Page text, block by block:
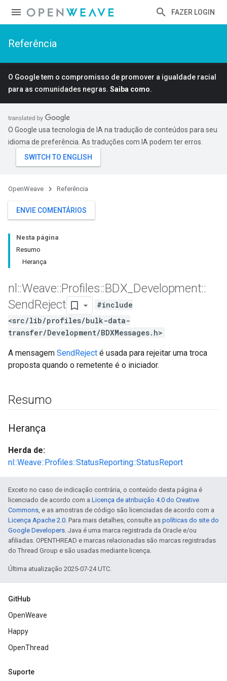
FAZER LOGIN
Referência
O Google tem o compromisso de promover a igualdade racial
para as comunidades negras. Saiba como.
O Google usa tecnologia de IA na tradução de conteúdos para seu
idioma de preferência. As traduções com IA podem ter erros.
OpenWeave Referência
ENVIE COMENTÁRIOS
Nesta página
Resumo
Herança
nl ::Weave::Profiles::BDX Development::
SendReject
#include
<src/lib/profiles/bulk-data-
transfer/Development/BDXMessages.h>
A mensagem SendReject é usada para rejeitar uma troca
proposta quando o remetente é o iniciador.
Resumo
Herança
Herda de:
nl::Weave::Profiles::StatusReporting::StatusReport
Exceto no caso de indicação contrária, o conteúdo desta página é
licenciado de acordo com a Licença de atribuição 4.0 do Creative
Commons, e as amostras de código são licenciadas de acordo com a
Licença Apache 2.0. Para mais detalhes, consulte as políticas do site do
Google Developers. Java é uma marca registrada da Oracle e/ou
afiliadas. OPENTHREAD e marcas relacionadas são marcas registradas
do Thread Group e são usadas mediante licença.
Última atualização 2025-07-24 UTC.
GitHub
OpenWeave
Happy
OpenThread
Suporte